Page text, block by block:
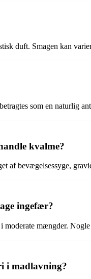
duft. Smagen kan
som en naturlig
kvalme?
af bevægelsessyge,
ingefær?
moderate mængder.
i madlavning?